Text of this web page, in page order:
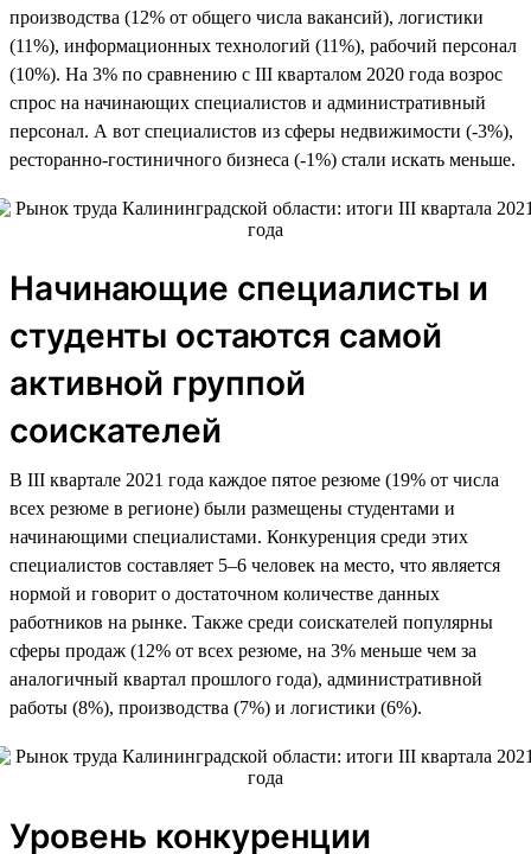
производства (12% от общего числа вакансий), логистики
(11%), информационных технологий (11%), рабочий персонал
(10%). На 3% по сравнению с III кварталом 2020 года возрос
спрос на начинающих специалистов и административный
персонал. А вот специалистов из сферы недвижимости (-3%),
ресторанно-гостиничного бизнеса (-1%) стали искать меньше.
Начинающие специалисты и
студенты остаются самой
активной группой
соискателей
В III квартале 2021 года каждое пятое резюме (19% от числа
всех резюме в регионе) были размещены студентами и
начинающими специалистами. Конкуренция среди этих
специалистов составляет 5–6 человек на место, что является
нормой и говорит о достаточном количестве данных
работников на рынке. Также среди соискателей популярны
сферы продаж (12% от всех резюме, на 3% меньше чем за
аналогичный квартал прошлого года), административной
работы (8%), производства (7%) и логистики (6%).
Уровень конкуренции